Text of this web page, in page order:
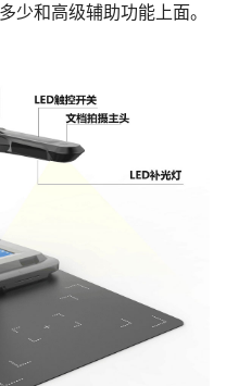
少和高级辅助功能上面。